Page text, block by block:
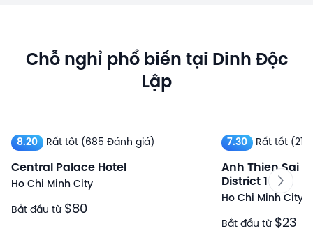
Chỗ nghỉ phổ biến tại Dinh Độc
Lập
8.20 Rất tốt (685 Đánh giá)
Central Palace Hotel
Ho Chi Minh City
Bắt đầu từ $80
7.30 Rất tốt
Anh Thien Sai
District 1
Ho Chi Minh City
Bắt đầu từ $23